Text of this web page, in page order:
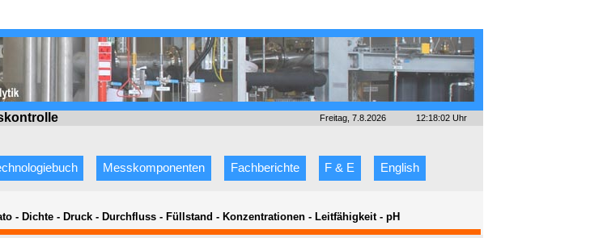
Freitag, 7.8.2026 12:18:02 Uhr
Messkomponenten Fachberichte F & E English
- Dichte - Druck - Durchfluss - Füllstand - Konzentrationen - Leitfähigkeit - pH